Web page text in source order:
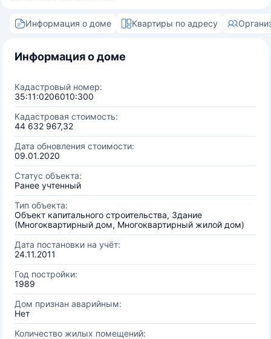
Информация о доме Квартиры по адресу
Информация о доме
Кадастровый номер:
35:11:0206010:300
Кадастровая стоимость:
44 632 967,32
Дата обновления стоимости:
09.01.2020
Статус объекта:
Ранее учтенный
Тип объекта:
Объект капитального строительства, Здание
(Многоквартирный дом, Многоквартирный жилой дом)
Дата постановки на учёт:
24.11.2011
Год постройки:
1989
Дом признан аварийным:
Нет
Количество жилых помещений: